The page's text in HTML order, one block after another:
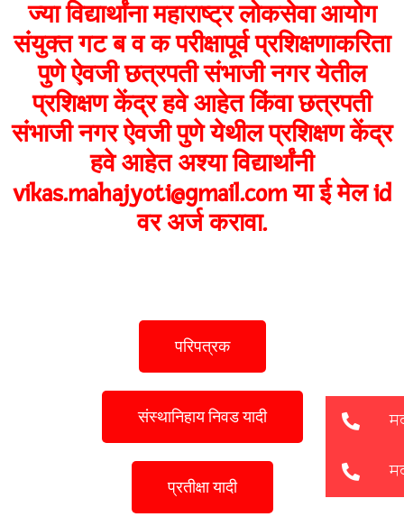
ज्या विद्यार्थांना महाराष्ट्र लोकसेवा आयोग
संयुक्त गट ब व क परीक्षापूर्व प्रशिक्षणाकरिता
पुणे ऐवजी छत्रपती संभाजी नगर येतील
प्रशिक्षण केंद्र हवे आहेत किंवा छत्रपती
संभाजी नगर ऐवजी पुणे येथील प्रशिक्षण केंद्र
हवे आहेत अश्या विद्यार्थांनी
vikas.mahajyoti@gmail.com या ई मेल id
वर अर्ज करावा.
परिपत्रक
संस्थानिहाय निवड यादी
प्रतीक्षा यादी